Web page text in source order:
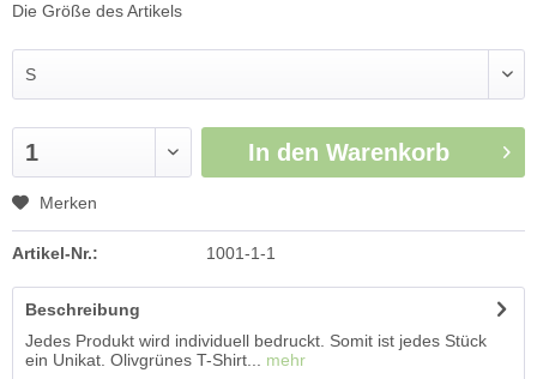
Die Größe des Artikels
In den Warenkorb
Merken
Artikel-Nr.: 1001-1-1
Beschreibung
Jedes Produkt wird individuell bedruckt. Somit ist jedes Stück
ein Unikat. Olivgrünes T-Shirt...
mehr